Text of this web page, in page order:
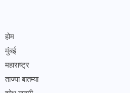
होम
मुंबई
महाराष्ट्र
ताज्या बातम्या